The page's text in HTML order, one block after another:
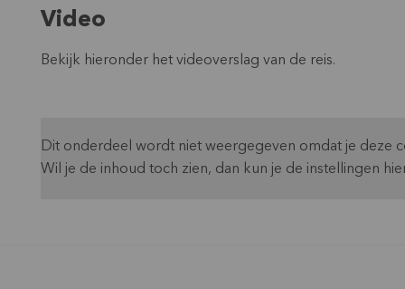
Video
Bekijk hieronder het videoverslag van de reis.
Dit onderdeel wordt niet weergegeven omdat je deze
Wil je de inhoud toch zien, dan kun je de instellingen